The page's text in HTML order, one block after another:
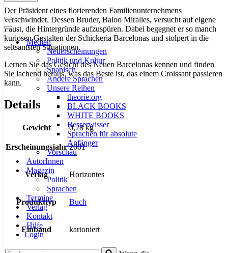
Navigationsmenü
Navigationsmenü
Medien
Neuerscheinungen
Politik und Kultur
Spanisch
Andere Sprachen
Unsere Reihen
theorie.org
BLACK BOOKS
WHITE BOOKS
Besserwisser
Sprachen für absolute
Anfänger
Vorschau
AutorInnen
Magazin
Politik
Sprachen
Termine
Verlag
Kontakt
Hilfe
Login
Suchen
Der Präsident eines florierenden Familienunternehmens
verschwindet. Dessen Bruder, Baloo Miralles, versucht auf eigene
Faust, die Hintergründe aufzuspüren. Dabei begegnet er so manch
kuriosen Gestalten der Schickeria Barcelonas und stolpert in die
seltsamsten Situationen.
Lernen Sie das Gesicht des Neuen Barcelonas kennen und finden
Sie lachend heraus, was das Beste ist, das einem Croissant passieren
kann.
Details
Gewicht 0,28 kg
Erscheinungsjahr 2001
Verlag Horizontes
Produkttyp Buch
Einband kartoniert